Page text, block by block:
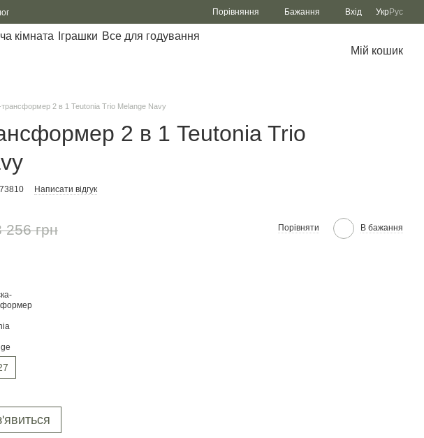
Порівняння Бажання Вхід УкрРус
кімната Іграшки Все для годування
Мій кошик
трансформер 2 в 1 Teutonia Trio Melange Navy
2 в 1 Teutonia Trio
Написати відгук
256 грн Порівняти В бажання